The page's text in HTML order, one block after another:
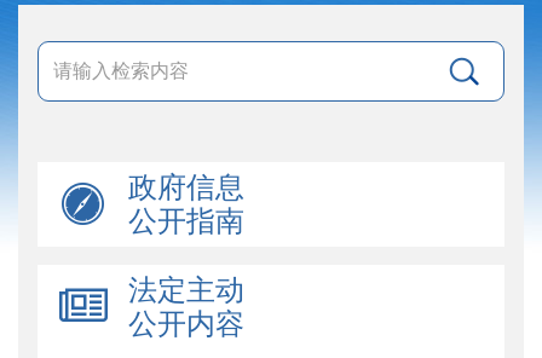
政府信息
公开指南
法定主动
公开内容